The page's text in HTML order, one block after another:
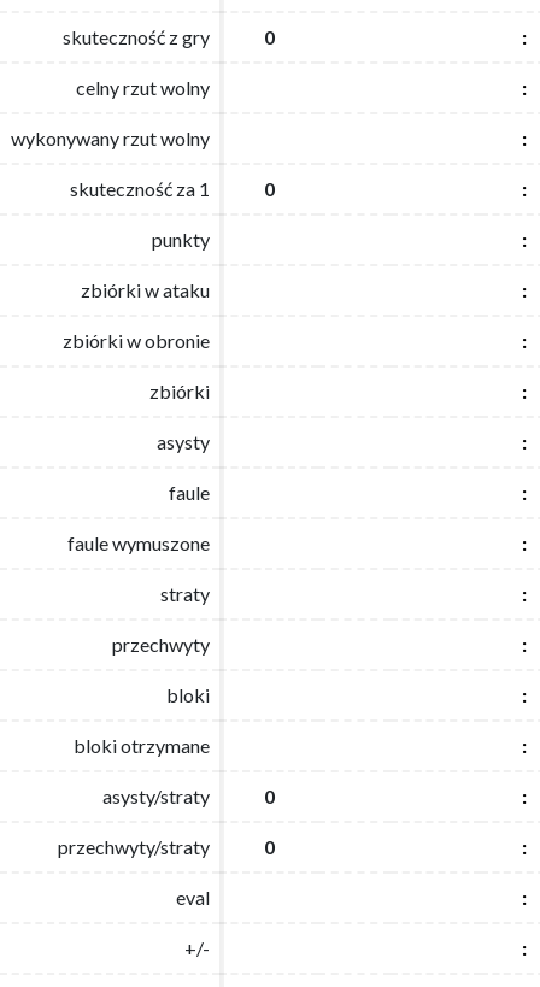
skuteczność z gry 0 :
celny rzut wolny :
wykonywany rzut wolny :
skuteczność za 1 0 :
punkty :
zbiórki w ataku :
zbiórki w obronie :
zbiórki :
asysty :
faule :
faule wymuszone :
straty :
przechwyty :
bloki :
bloki otrzymane :
asysty/straty 0 :
przechwyty/straty 0 :
eval :
+/- :
skuteczność z gry 0 :
celny rzut wolny :
wykonywany rzut wolny :
skuteczność za 1 0 :
punkty :
zbiórki w ataku :
zbiórki w obronie :
zbiórki :
asysty :
faule :
faule wymuszone :
straty :
przechwyty :
bloki :
bloki otrzymane :
asysty/straty 0 :
przechwyty/straty 0 :
eval :
+/- :